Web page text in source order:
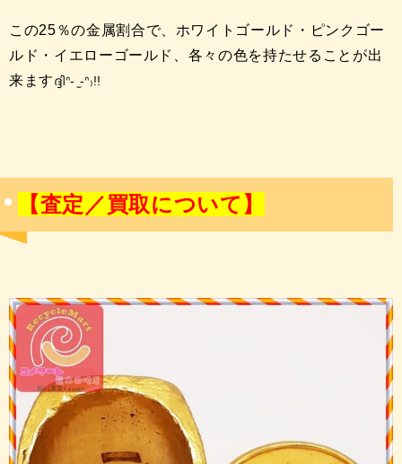
この25％の金属割合で、ホワイトゴールド・ピンクゴー
ルド・イエローゴールド、各々の色を持たせることが出
来ますദ്ദിᐢ- ̫-ᐢ₎!!
【査定／買取について】